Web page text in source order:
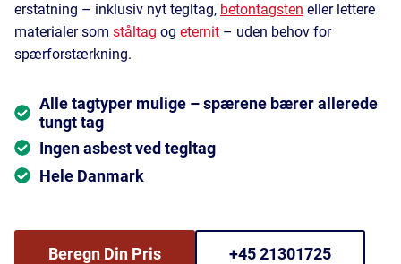
erstatning – inklusiv nyt tegltag, betontagsten eller lettere
materialer som ståltag og eternit – uden behov for
spærforstærkning.
Alle tagtyper mulige – spærene bærer allerede
tungt tag
Ingen asbest ved tegltag
Hele Danmark
Beregn Din Pris +45 21301725